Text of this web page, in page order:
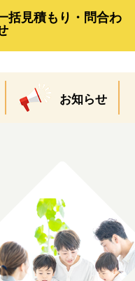
括見積もり・問合わ
お知らせ